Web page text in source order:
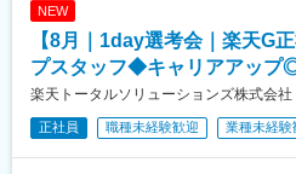
へステップアップが可能です。
への異動の道もあり、長期的に
入社後1年で店長昇格を目指して
■組織構成：
1店舗あたり店長1名、スタッフ
重視し相談しやすい環境◎
【開催日時】
8/6 (木) 17:00～20:00
8/13 (木) 17:00～20:00
8/18 (火) 17:00～20:00
8/20 (木) 17:00～20:00
8/25 (火) 17:00～20:00
NEW
【8月｜1day選考会｜楽天G
プスタッフ◆キャリアアップ
楽天トータルソリューションズ株式会社
正社員 職種未経験歓迎 業種未経験